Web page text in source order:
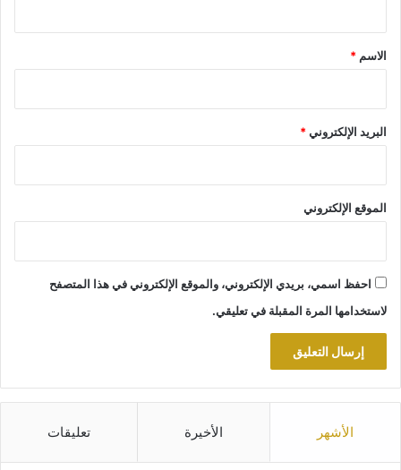
*
الاسم *
البريد الإلكتروني*
الموقع الإلكتروني
احفظ اسمي، بريدي الإلكتروني، والموقع الإلكتروني في هذا المتصفح
لاستخدامها المرة المقبلة في تعليقي.
الأشهر الأخيرة تعليقات